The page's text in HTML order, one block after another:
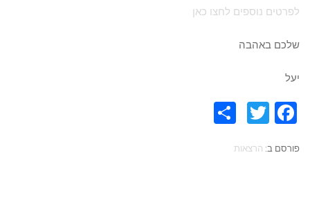
לפרטים נוספים לחצו כאן
שלכם באהבה
יעל
Facebook
Twitter
פורסם ב: הרצאות